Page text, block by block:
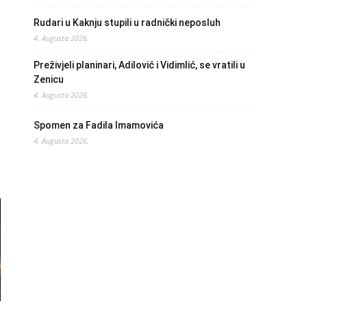
Rudari u Kaknju stupili u radnički neposluh
4. Augusta 2026.
Preživjeli planinari, Adilović i Vidimlić, se vratili u
Zenicu
4. Augusta 2026.
Spomen za Fadila Imamovića
4. Augusta 2026.